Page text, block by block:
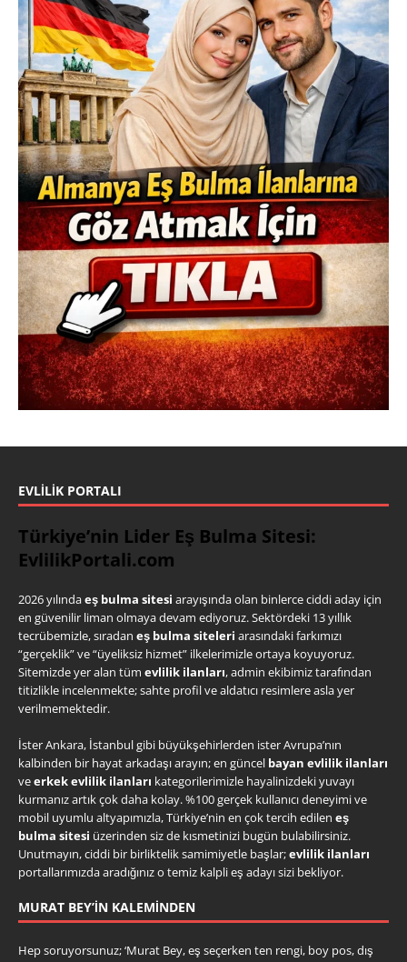
EVLILIK PORTALI
Türkiye’nin Lider Eş Bulma Sitesi:
EvlilikPortali.com
2026 yılındaeş bulma sitesi arayışında olan binlerce ciddi aday için
en güvenilir liman olmaya devam ediyoruz. Sektördeki 13 yıllık
tecrübemizle, sıradan eş bulma siteleri arasındaki farkımızı
“gerçeklik” ve “üyeliksiz hizmet” ilkelerimizle ortaya koyuyoruz.
Sitemizde yer alan tüm evlilik ilanları, admin ekibimiz tarafından
titizlikle incelenmekte; sahte profil ve aldatıcı resimlere asla yer
verilmemektedir.
İster Ankara, İstanbul gibi büyükşehirlerden ister Avrupa’nın
kalbinden bir hayat arkadaşı arayın; en güncel bayan evlilik ilanları
veerkek evlilik ilanları kategorilerimizle hayalinizdeki yuvayı
kurmanız artık çok daha kolay. %100 gerçek kullanıcı deneyimi ve
mobil uyumlu altyapımızla, Türkiye’nin en çok tercih edilen eş
bulma sitesi üzerinden siz de kısmetinizi bugün bulabilirsiniz.
Unutmayın, ciddi bir birliktelik samimiyetle başlar;evlilik ilanları
portallarımızda aradığınız o temiz kalpli eş adayı sizi bekliyor.
MURAT BEY’IN KALEMINDEN
Hep soruyorsunuz; ‘Murat Bey, eş seçerken ten rengi, boy pos, dış